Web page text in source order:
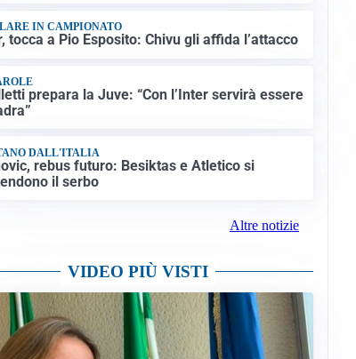
IN CAMPIONATO
tocca a Pio Esposito: Chivu gli affida l’attacco
prepara la Juve: “Con l’Inter servirà essere
DALL'ITALIA
rebus futuro: Besiktas e Atletico si
il serbo
Altre notizie
VIDEO PIÙ VISTI